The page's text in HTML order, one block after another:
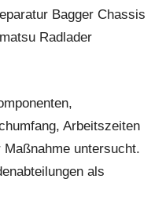
Arbeitszeiten
untersucht.
als